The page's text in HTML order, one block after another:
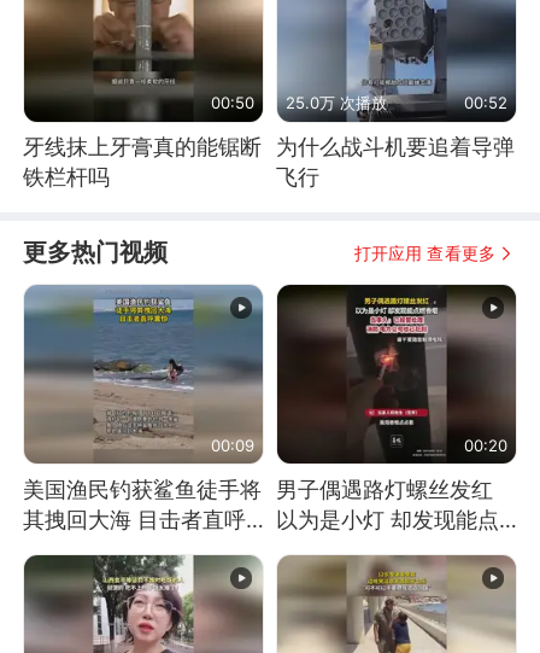
00:50
牙线抹上牙膏真的能锯断
铁栏杆吗
25.0万 次播放 00:52
为什么战斗机要追着导弹
飞行
更多热门视频 打开应用 查看更多
00:09
美国渔民钓获鲨鱼徒手将
其拽回大海 目击者直呼
震惊 （视频来源：参考
消息）
00:20
男子偶遇路灯螺丝发红
以为是小灯 却发现能点
燃香烟 当事人：已报警
处理